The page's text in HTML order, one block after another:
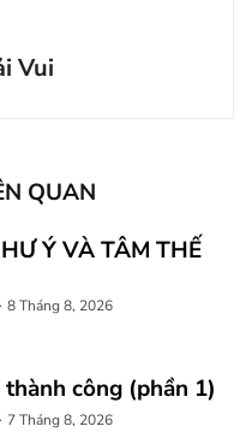
Vui
QUAN
Ý VÀ TÂM THẾ
8 Tháng 8, 2026
công (phần 1)
7 Tháng 8, 2026